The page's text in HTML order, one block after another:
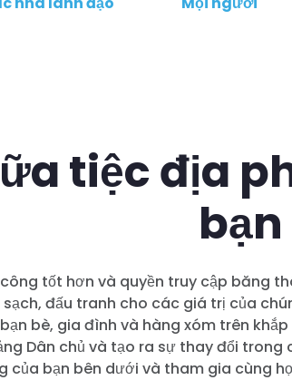
tiệc địa
bạn
tốt hơn và quyền truy cập băng
sạch, đấu tranh cho các giá trị của
bè, gia đình và hàng xóm trên
Dân chủ và tạo ra sự thay đổi trong
của bạn bên dưới và tham gia cùng